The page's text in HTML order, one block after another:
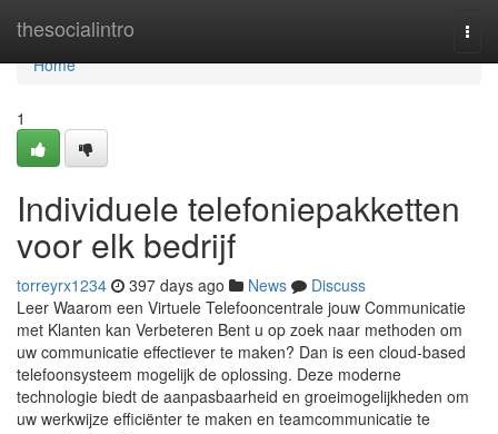
thesocialintro
Home
Home
1
Individuele telefoniepakketten
voor elk bedrijf
torreyrx1234 397 days ago News
Discuss
Leer Waarom een Virtuele Telefooncentrale jouw Communicatie
met Klanten kan Verbeteren Bent u op zoek naar methoden om
uw communicatie effectiever te maken? Dan is een cloud-based
telefoonsysteem mogelijk de oplossing. Deze moderne
technologie biedt de aanpasbaarheid en groeimogelijkheden om
uw werkwijze efficiënter te maken en teamcommunicatie te